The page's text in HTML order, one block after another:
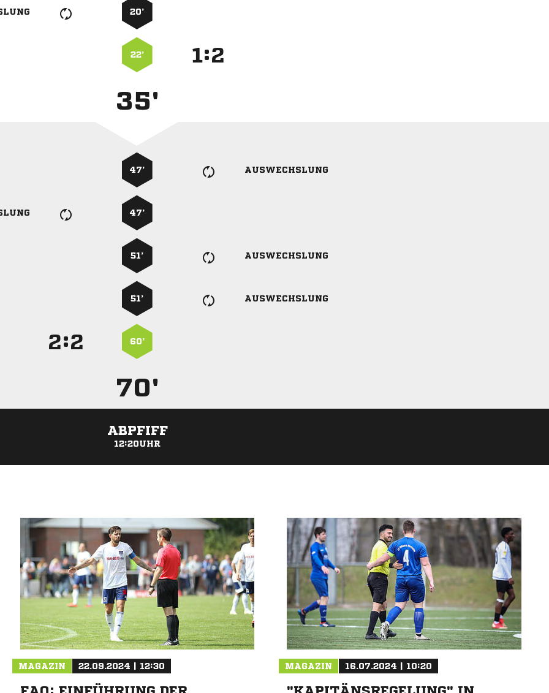
20’
22’ :
35'
47’ AUSWECHSLUNG
47’
51’ AUSWECHSLUNG
51’ AUSWECHSLUNG
: 60’
70'
ABPFIFF
12:20UHR
MAGAZIN 22.09.2024 | 12:30 MAGAZIN 16.07.2024 | 10:20